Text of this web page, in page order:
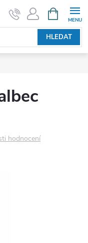
HLEDAT
NÁKUPNÍ
KOŠÍK
hodnocení